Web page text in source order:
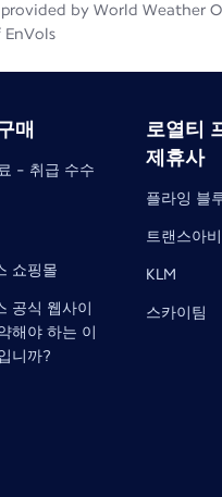
by World Weather
매
- 취급 수수
쇼핑몰
공식 웹사이
해야 하는 이
니까?
로열티
제휴사
플라잉 블
트랜스아
KLM
스카이팀